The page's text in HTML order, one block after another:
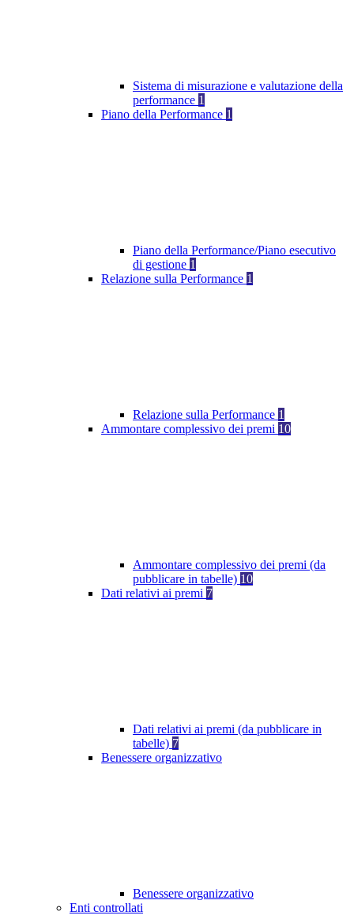
Sistema di misurazione e valutazione della
performance 1
Piano della Performance 1
Piano della Performance/Piano esecutivo
di gestione 1
Relazione sulla Performance 1
Relazione sulla Performance 1
Ammontare complessivo dei premi 10
Ammontare complessivo dei premi (da
pubblicare in tabelle) 10
Dati relativi ai premi 7
Dati relativi ai premi (da pubblicare in
tabelle) 7
Benessere organizzativo
Benessere organizzativo
Enti controllati